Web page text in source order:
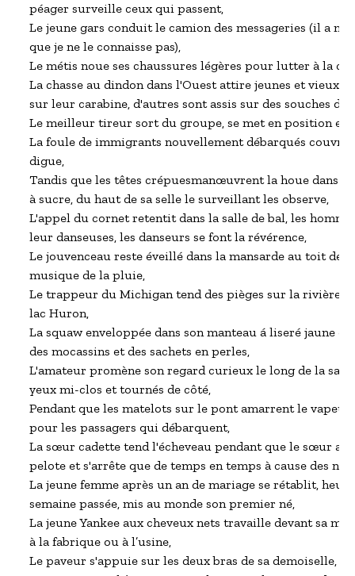
péager surveille ceux qui passent,
Le jeune gars conduit le camion des messageries (il a
que je ne le connaisse pas),
Le métis noue ses chaussures légères pour lutter à la
La chasse au dindon dans l'Ouest attire jeunes et vieux
sur leur carabine, d'autres sont assis sur des souches
Le meilleur tireur sort du groupe, se met en position et
La foule de immigrants nouvellement débarqués
digue,
Tandis que les têtes crépuesmanœuvrent la houe dans
à sucre, du haut de sa selle le surveillant les observe,
L'appel du cornet retentit dans la salle de bal, les
leur danseuses, les danseurs se font la révérence,
Le jouvenceau reste éveillé dans la mansarde au toit de
musique de la pluie,
Le trappeur du Michigan tend des pièges sur la rivière
lac Huron,
La squaw enveloppée dans son manteau á liseré jaune
des mocassins et des sachets en perles,
L'amateur promène son regard curieux le long de la
yeux mi-clos et tournés de côté,
Pendant que les matelots sur le pont amarrent le
pour les passagers qui débarquent,
La sœur cadette tend l'écheveau pendant que le sœur
pelote et s'arrête que de temps en temps à cause des
La jeune femme après un an de mariage se rétablit, heu
semaine passée, mis au monde son premier né,
La jeune Yankee aux cheveux nets travaille devant sa
à la fabrique ou à l’usine,
Le paveur s'appuie sur les deux bras de sa demoiselle,